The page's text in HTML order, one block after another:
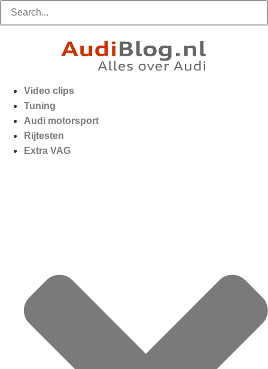
Video clips
Tuning
Audi motorsport
Rijtesten
Extra VAG